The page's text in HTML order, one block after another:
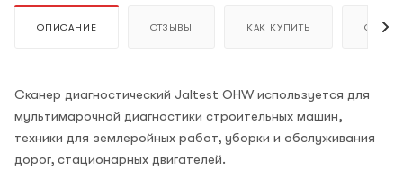
ОПИСАНИЕ ОТЗЫВЫ КАК КУПИТЬ ОПЛАТА
Сканер диагностический Jaltest OHW используется для
мультимарочной диагностики строительных машин,
техники для землеройных работ, уборки и обслуживания
дорог, стационарных двигателей.